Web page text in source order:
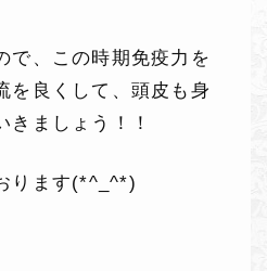
で、この時期免疫力を
を良くして、頭皮も身
きましょう！！
ります(*^_^*)